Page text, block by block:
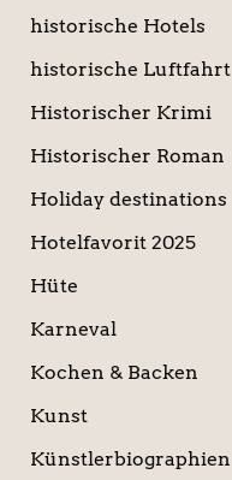
historische Hotels
historische Luftfahrt
Historischer Krimi
Historischer Roman
Holiday destinations
Hotelfavorit 2025
Hüte
Karneval
Kochen & Backen
Kunst
Künstlerbiographien